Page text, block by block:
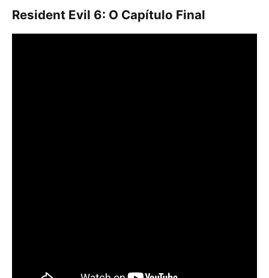
Resident Evil 6: O Capítulo Final